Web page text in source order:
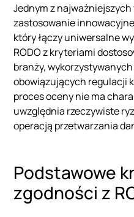
Jednym z
zastosowanie
który łączy uniwersalne
RODO z kryteriami
branży,
obowiązujących regulacji
proces oceny nie ma
uwzględnia rzeczywiste
operacją przetwarzania
Podstawowe
zgodności z